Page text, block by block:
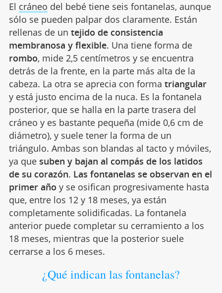
El cráneo del bebé tiene seis fontanelas, aunque
sólo se pueden palpar dos claramente. Están
rellenas de un tejido de consistencia
membranosa y flexible. Una tiene forma de
rombo, mide 2,5 centímetros y se encuentra
detrás de la frente, en la parte más alta de la
cabeza. La otra se aprecia con forma triangular
y está justo encima de la nuca. Es la fontanela
posterior, que se halla en la parte trasera del
cráneo y es bastante pequeña (mide 0,6 cm de
diámetro), y suele tener la forma de un
triángulo. Ambas son blandas al tacto y móviles,
ya que suben y bajan al compás de los latidos
de su corazón. Las fontanelas se observan en el
primer año y se osifican progresivamente hasta
que, entre los 12 y 18 meses, ya están
completamente solidificadas. La fontanela
anterior puede completar su cerramiento a los
18 meses, mientras que la posterior suele
cerrarse a los 6 meses.
¿Qué indican las fontanelas?